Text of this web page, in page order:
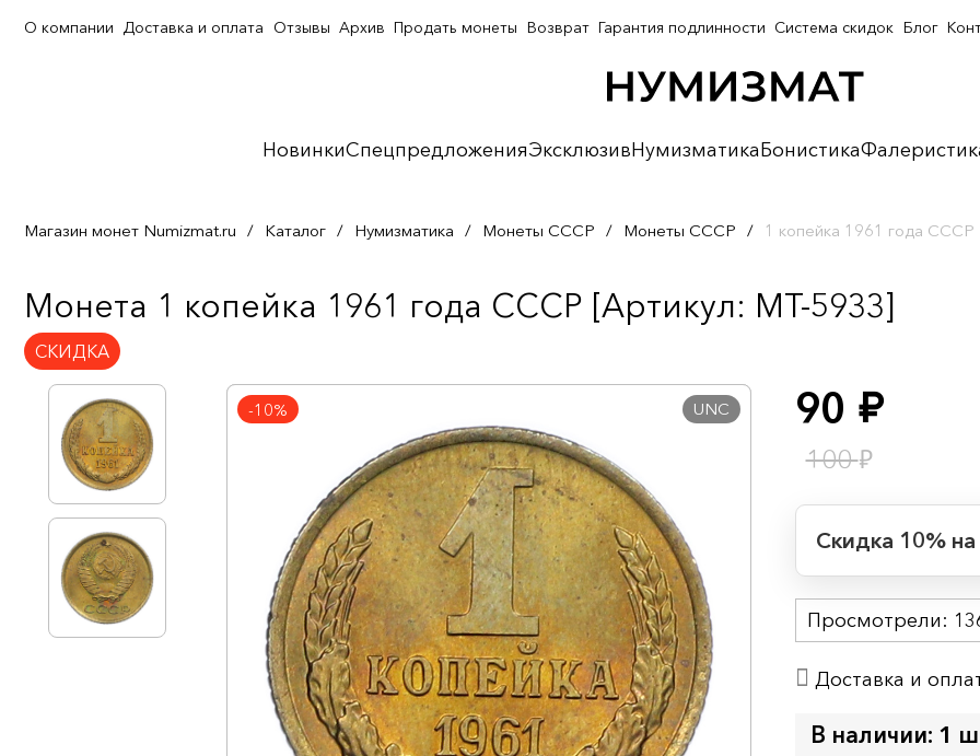
НовинкиСпецпредложенияЭксклюзивНумизматикаБонистика
О компании Доставка и оплата Отзывы Архив Продать монеты Возврат Гарантия подлинности Система скидок Блог
Магазин монет Numizmat.ru / Каталог / Нумизматика / Монеты СССР / Монеты СССР / 1 копейка 1961 года СССР
Монета 1 копейка 1961 года СССР [Артикул: MT-5933]
СКИДКА
-10% UNC 90 руб.
100₽
Скидка 10%
Начало:
Окончание:
Просмотрели:
Доставка и
В наличии: 1